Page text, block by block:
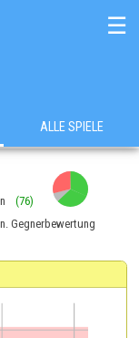
☰
ALLE SPIELE
(76)
Gegnerbewertung